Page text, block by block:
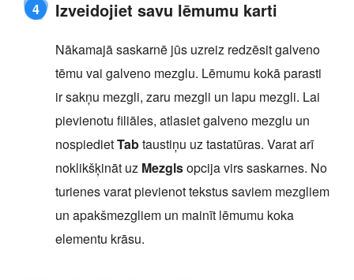
4 Izveidojiet savu lēmumu karti
Nākamajā saskarnē jūs uzreiz redzēsit galveno
tēmu vai galveno mezglu. Lēmumu kokā parasti
ir sakņu mezgli, zaru mezgli un lapu mezgli. Lai
pievienotu filiāles, atlasiet galveno mezglu un
nospiedietTabtaustiņu uz tastatūras. Varat arī
noklikšķināt uz Mezglsopcija virs saskarnes. No
turienes varat pievienot tekstus saviem mezgliem
un apakšmezgliem un mainīt lēmumu koka
elementu krāsu.